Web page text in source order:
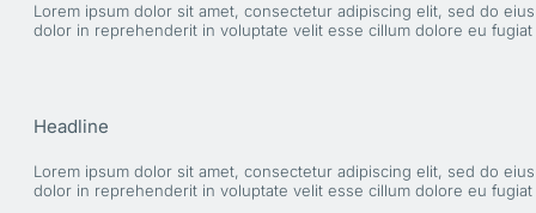
Lorem ipsum dolor sit amet, consectetur adipiscing elit, sed do
dolor in reprehenderit in voluptate velit esse cillum dolore eu
Headline
Lorem ipsum dolor sit amet, consectetur adipiscing elit, sed do
dolor in reprehenderit in voluptate velit esse cillum dolore eu